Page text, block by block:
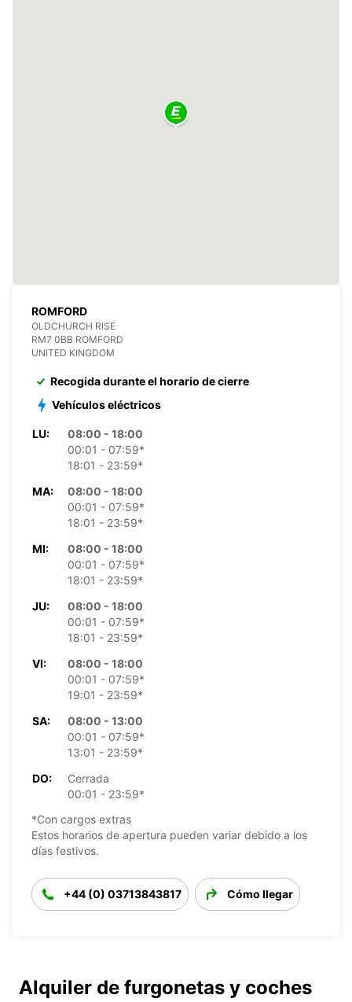
ROMFORD
OLDCHURCH RISE
RM7 0BB ROMFORD
UNITED KINGDOM
Recogida durante el horario de cierre
Vehículos eléctricos
LU:
08:00 - 18:00
00:01 - 07:59*
18:01 - 23:59*
MA:
08:00 - 18:00
00:01 - 07:59*
18:01 - 23:59*
MI:
08:00 - 18:00
00:01 - 07:59*
18:01 - 23:59*
JU:
08:00 - 18:00
00:01 - 07:59*
18:01 - 23:59*
VI:
08:00 - 18:00
00:01 - 07:59*
19:01 - 23:59*
SA:
08:00 - 13:00
00:01 - 07:59*
13:01 - 23:59*
DO:
Cerrada
00:01 - 23:59*
*Con cargos extras
Estos horarios de apertura pueden variar debido a los
días festivos.
+44 (0) 03713843817 Cómo llegar
Alquiler de furgonetas y coches